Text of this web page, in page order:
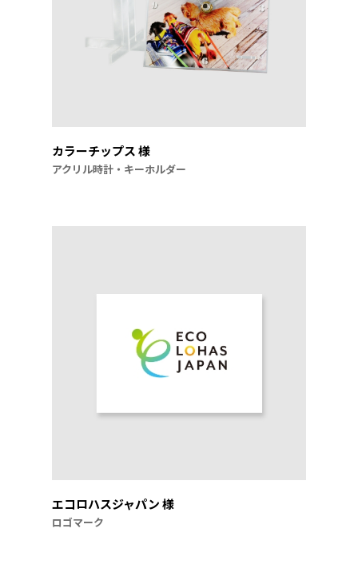
カラーチップス 様
アクリル時計・キーホルダー
エコロハスジャパン 様
ロゴマーク